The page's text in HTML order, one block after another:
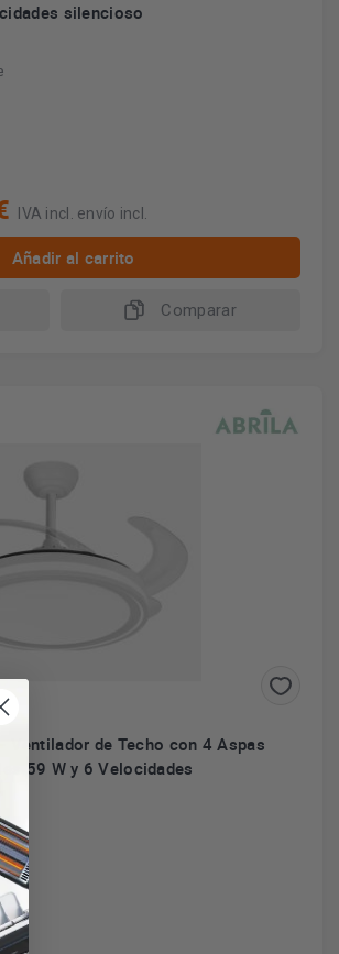
silencioso
IVA incl. envío incl.
Añadir al carrito
Comparar
- Ventilador de Techo con 4 Aspas
59 W y 6 Velocidades